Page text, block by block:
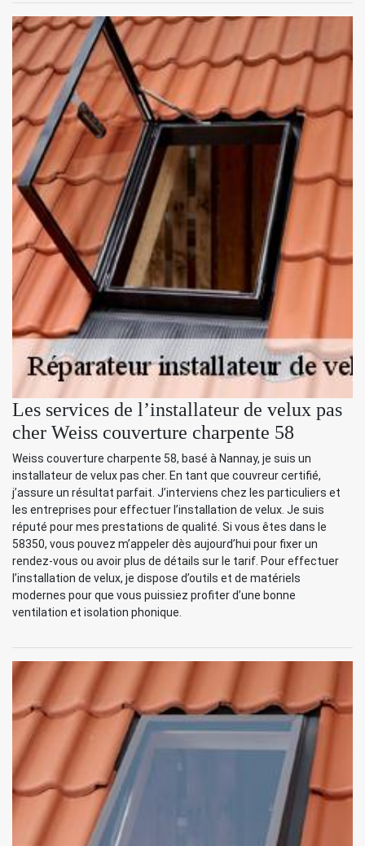
Les services de l’installateur de velux pas
cher Weiss couverture charpente 58
Weiss couverture charpente 58, basé à Nannay, je suis un
installateur de velux pas cher. En tant que couvreur certifié,
j’assure un résultat parfait. J’interviens chez les particuliers et
les entreprises pour effectuer l’installation de velux. Je suis
réputé pour mes prestations de qualité. Si vous êtes dans le
58350, vous pouvez m’appeler dès aujourd’hui pour fixer un
rendez-vous ou avoir plus de détails sur le tarif. Pour effectuer
l’installation de velux, je dispose d’outils et de matériels
modernes pour que vous puissiez profiter d’une bonne
ventilation et isolation phonique.